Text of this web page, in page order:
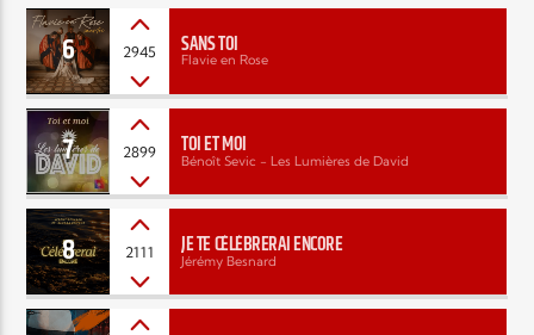
Elyon Live
Elyon Kids
6 2945 SANS TOI
Flavie en Rose
7 2899 TOI ET MOI
Bénoît Sevic - Les Lumières de David
8 2111 JE TE CÉLÉBRERAI ENCORE
Jérémy Besnard